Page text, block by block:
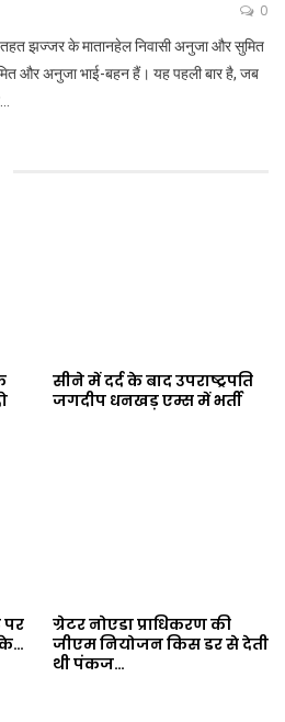
0
झज्जर के मातानहेल निवासी अनुजा और सुमित
और अनुजा भाई-बहन हैं। यह पहली बार है, जब
सीने में दर्द के बाद उपराष्ट्रपति
जगदीप धनखड़ एम्स में भर्ती
पर
ग्रेटर नोएडा प्राधिकरण की
जीएम नियोजन किस डर से देती
थी पंकज…